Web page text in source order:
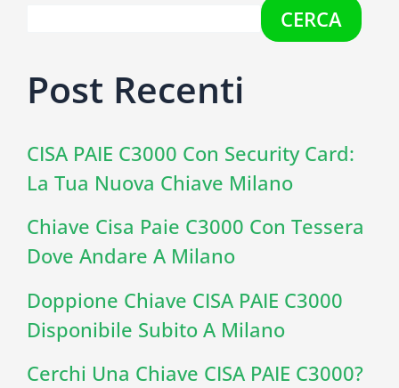
CERCA
Post Recenti
CISA PAIE C3000 Con Security Card:
La Tua Nuova Chiave Milano
Chiave Cisa Paie C3000 Con Tessera
Dove Andare A Milano
Doppione Chiave CISA PAIE C3000
Disponibile Subito A Milano
Cerchi Una Chiave CISA PAIE C3000?